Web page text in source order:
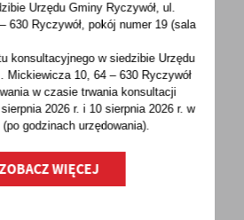
UDOSTĘPNIJ
NASTĘPNY
Zostaw nam swoją opinię
się być najlepsi, a Twoje zdanie
nam w tym pomoże!
Urzędu Gminy Ryczywół, ul.
630 Ryczywół, pokójnumer 19 (sala
konsultacyjnego w siedzibie Urzędu
Mickiewicza 10, 64 – 630 Ryczywół
w czasie trwania konsultacji
2026 r. i 10 sierpnia 2026 r. w
(po godzinachurzędowania).
WIĘCEJ